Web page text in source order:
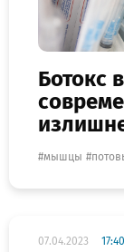
Ботокс
мышцы
07.04.2023 17:40